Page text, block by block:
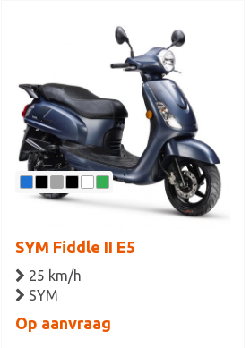
SYM Fiddle II E5
25 km/h
SYM
Op aanvraag